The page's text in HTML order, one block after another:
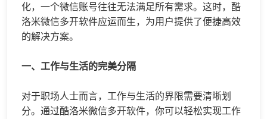
化，一个微信账号往往无法满足所有需求。这时，酷
洛米微信多开软件应运而生，为用户提供了便捷高效
的解决方案。
一、工作与生活的完美分隔
对于职场人士而言，工作与生活的界限需要清晰划
分。通过酷洛米微信多开软件，你可以轻松实现工作